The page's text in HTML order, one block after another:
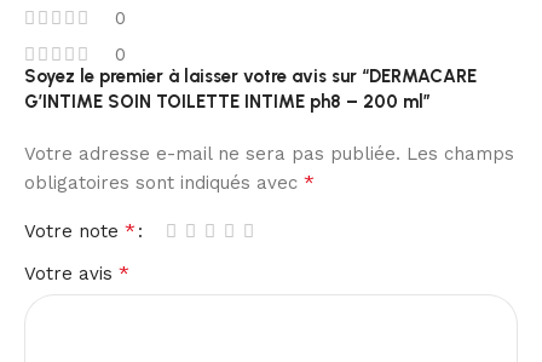
0
0
Soyez le premier à laisser votre avis sur “DERMACARE
G’INTIME SOIN TOILETTE INTIME ph8 – 200 ml”
Votre adresse e-mail ne sera pas publiée. Les champs
obligatoires sont indiqués avec *
Votre note *
Votre avis *